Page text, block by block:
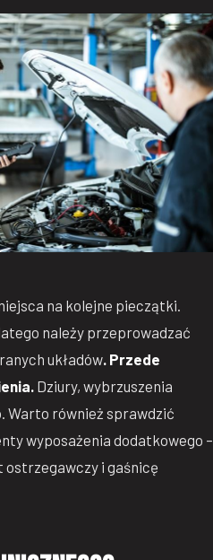
na kolejne pieczątki.
należy przeprowadzać
układów. Przede
Dziury, wybrzuszenia
Warto również sprawdzić
wyposażenia dodatkowego –
i gaśnicę